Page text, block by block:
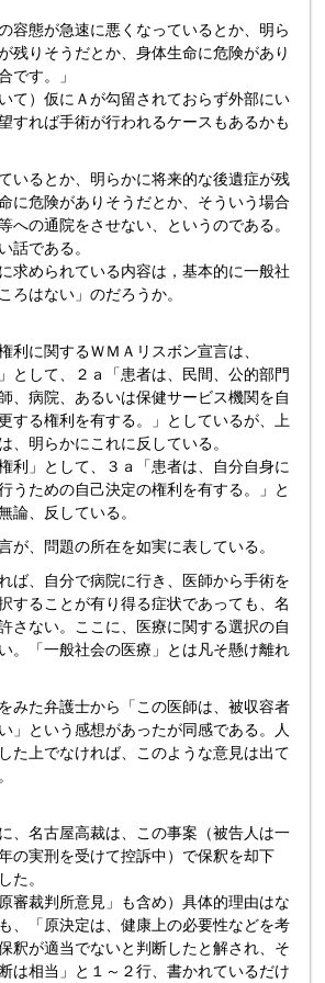
容態が急速に悪くなっているとか、明ら
残りそうだとか、身体生命に危険があり
です。」
て）仮にＡが勾留されておらず外部にい
すれば手術が行われるケースもあるかも
いるとか、明らかに将来的な後遺症が残
に危険がありそうだとか、そういう場合
への通院をさせない、というのである。
話である。
求められている内容は，基本的に一般社
ろはない」のだろうか。
利に関するＷＭＡリスボン宣言は、
として、２ａ「患者は、民間、公的部門
、病院、あるいは保健サービス機関を自
する権利を有する。」としているが、上
、明らかにこれに反している。
利」として、３ａ「患者は、自分自身に
うための自己決定の権利を有する。」と
論、反している。
が、問題の所在を如実に表している。
ば、自分で病院に行き、医師から手術を
することが有り得る症状であっても、名
さない。ここに、医療に関する選択の自
。「一般社会の医療」とは凡そ懸け離れ
みた弁護士から「この医師は、被収容者
」という感想があったが同感である。人
た上でなければ、このような意見は出て
、名古屋高裁は、この事案（被告人は一
の実刑を受けて控訴中）で保釈を却下
た。
審裁判所意見」も含め）具体的理由はな
、「原決定は、健康上の必要性などを考
釈が適当でないと判断したと解され、そ
は相当」と１～２行、書かれているだけ